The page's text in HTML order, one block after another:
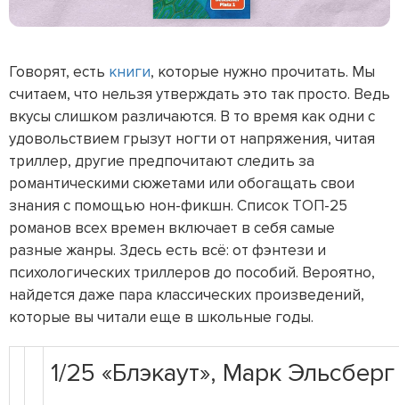
Говорят, есть книги, которые нужно прочитать. Мы
считаем, что нельзя утверждать это так просто. Ведь
вкусы слишком различаются. В то время как одни с
удовольствием грызут ногти от напряжения, читая
триллер, другие предпочитают следить за
романтическими сюжетами или обогащать свои
знания с помощью нон-фикшн. Список ТОП-25
романов всех времен включает в себя самые
разные жанры. Здесь есть всё: от фэнтези и
психологических триллеров до пособий. Вероятно,
найдется даже пара классических произведений,
которые вы читали еще в школьные годы.
1/25 «Блэкаут», Марк Эльсберг